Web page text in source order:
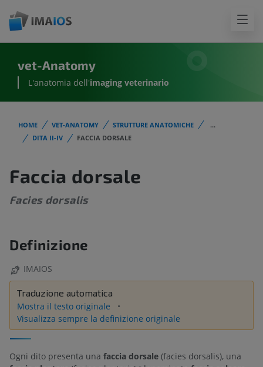
vet-Anatomy
L'anatomia dell'imaging veterinario
HOME VET-ANATOMY STRUTTURE ANATOMICHE
...
DITA II-IV
FACCIA DORSALE
Faccia dorsale
Facies dorsalis
Definizione
IMAIOS
Traduzione automatica
Mostra il testo originale
Visualizza sempre la definizione originale
Ogni dito presenta una faccia dorsale (facies dorsalis), una